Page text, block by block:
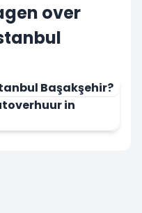
over
Başakşehir?
in